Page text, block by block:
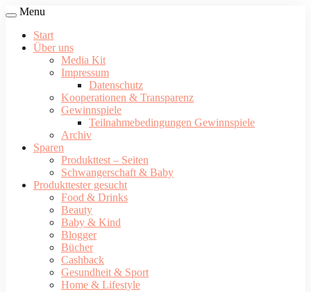
Menu
Start
Über uns
Media Kit
Impressum
Datenschutz
Kooperationen & Transparenz
Gewinnspiele
Teilnahmebedingungen Gewinnspiele
Archiv
Sparen
Produkttest – Seiten
Schwangerschaft & Baby
Produkttester gesucht
Food & Drinks
Beauty
Baby & Kind
Blogger
Bücher
Cashback
Gesundheit & Sport
Home & Lifestyle